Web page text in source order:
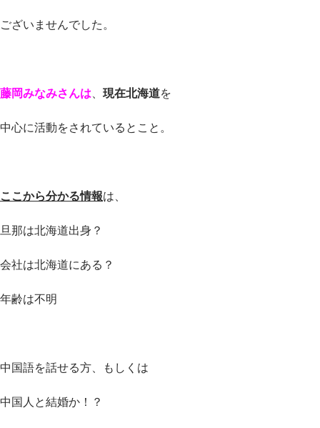
ございませんでした。
藤岡みなみさんは 現在北海道を
中心に活動をされているとこと。
ここから分かる情報は、
旦那は北海道出身？
会社は北海道にある？
年齢は不明
中国語を話せる方、もしくは
中国人と結婚か！？